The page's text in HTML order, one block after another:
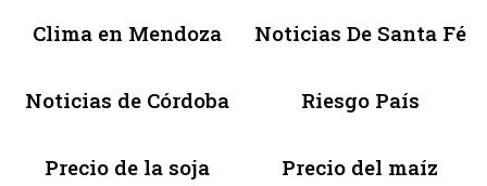
Clima en Mendoza Noticias De Santa Fé
Noticias de Córdoba Riesgo País
Precio de la soja Precio del maíz